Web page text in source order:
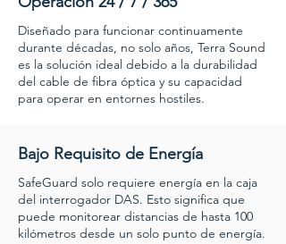
Diseñado para funcionar continuamente
durante décadas, no solo años, Terra Sound
es la solución ideal debido a la durabilidad
del cable de fibra óptica y su capacidad
para operar en entornes hostiles.
Bajo Requisito de Energía
SafeGuard solo requiere energía en la caja
del interrogador DAS. Esto significa que
puede monitorear distancias de hasta 100
kilómetros desde un solo punto de energía.